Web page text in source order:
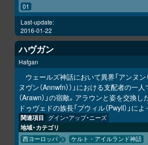
01
Last-update:
2016-01-22
ハヴガン
Hafgan
ウェールズ神話において異界「アンヌン
ヌヴン（Annwfn））」における支配者の一人
（Arawn）」の宿敵。アラウンと姿を交換
ドゥヴェドの族長「プウィル（Pwyll）」に
関連項目 グイン・アップ・ニーズ
地域・カテゴリ
西ヨーロッパ ケルト・アイルランド神話